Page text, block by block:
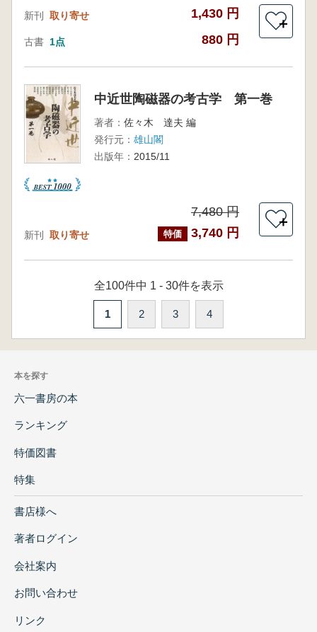
新刊 取り寄せ 1,430 円
古書 1点 880 円
＋
中近世陶磁器の考古学 第一巻
著者： 佐々木 達夫 編
発行元： 雄山閣
出版年： 2015/11
新刊 取り寄せ
7,480 円
特価 3,740 円
＋
全100件中 1 - 30件を表示
1 2 3 4
本を探す
六一書房の本
ランキング
特価図書
特集
書店様へ
著者ログイン
会社案内
お問い合わせ
リンク